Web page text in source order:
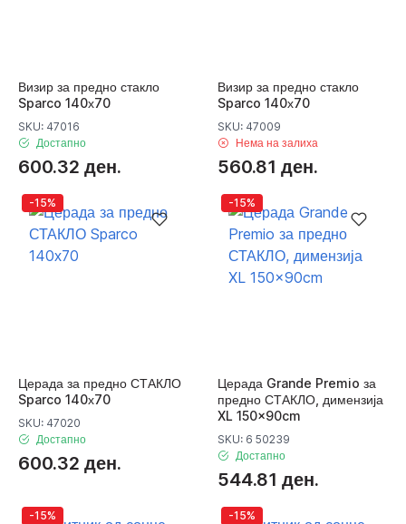
Визир за предно стакло
Sparco 140х70
SKU: 47016
Достапно
600.32 ден.
Визир за предно стакло
Sparco 140х70
SKU: 47009
Нема на залиха
560.81 ден.
-15%
Церада за предно СТАКЛО
Sparco 140х70
SKU: 47020
Достапно
600.32 ден.
-15%
Церада Grande Premio за
предно СТАКЛО, димензија
XL 150x90cm
SKU: 6 50239
Достапно
544.81 ден.
-15% -15%